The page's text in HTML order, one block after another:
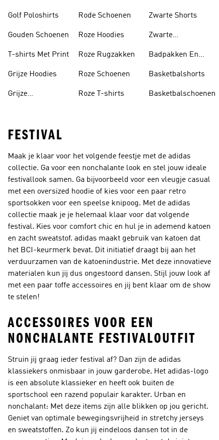
Golf Poloshirts
Gouden Schoenen
T-shirts Met Print
Grijze Hoodies
Grijze
Rode Schoenen
Roze Hoodies
Roze Rugzakken
Roze Schoenen
Roze T-shirts
Zwarte Shorts
Zwarte
Badpakken En
Basketbalshorts
Basketbalschoenen
FESTIVAL
Maak je klaar voor het volgende feestje met de adidas
collectie. Ga voor een nonchalante look en stel jouw ideale
festivallook samen. Ga bijvoorbeeld voor een vleugje casual
met een oversized hoodie of kies voor een paar retro
sportsokken voor een speelse knipoog. Met de adidas
collectie maak je je helemaal klaar voor dat volgende
festival. Kies voor comfort chic en hul je in ademend katoen
en zacht sweatstof. adidas maakt gebruik van katoen dat
het BCI-keurmerk bevat. Dit initiatief draagt bij aan het
verduurzamen van de katoenindustrie. Met deze innovatieve
materialen kun jij dus ongestoord dansen. Stijl jouw look af
met een paar toffe accessoires en jij bent klaar om de show
te stelen!
ACCESSOIRES VOOR EEN
NONCHALANTE FESTIVALOUTFIT
Struin jij graag ieder festival af? Dan zijn de adidas
klassiekers onmisbaar in jouw garderobe. Het adidas-logo
is een absolute klassieker en heeft ook buiten de
sportschool een razend populair karakter. Urban en
nonchalant: Met deze items zijn alle blikken op jou gericht.
Geniet van optimale bewegingsvrijheid in stretchy jerseys
en sweatstoffen. Zo kun jij eindeloos dansen tot in de